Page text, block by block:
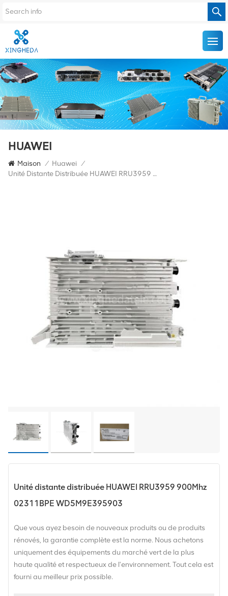
HUAWEI
Maison / Huawei /
Unité Distante Distribuée HUAWEI RRU3959 900Mhz 02311BPE WD5M9E395903
Unité distante distribuée HUAWEI RRU3959 900Mhz
02311BPE WD5M9E395903
Que vous ayez besoin de nouveaux produits ou de produits
rénovés, la garantie complète est la norme. Nous achetons
uniquement des équipements du marché vert de la plus
haute qualité et respectueux de l'environnement. Tout cela est
fourni au meilleur prix possible.